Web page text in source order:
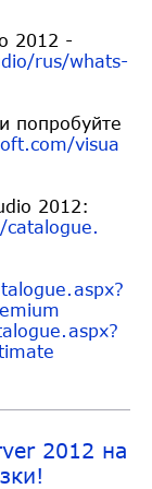
2012 -
rus/whats-
попробуйте
visua
2012:
aspx?
aspx?
2012 на